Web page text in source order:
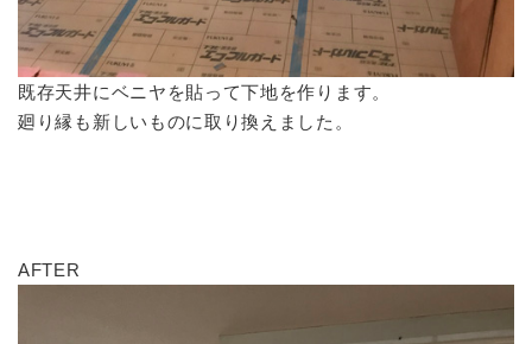
既存天井にベニヤを貼って下地を作ります。
廻り縁も新しいものに取り換えました。
AFTER